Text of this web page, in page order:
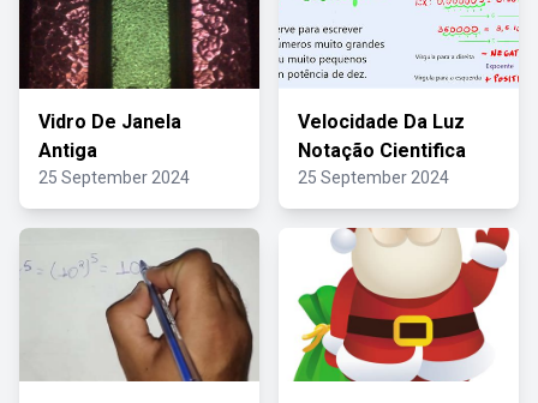
Vidro De Janela
Antiga
25 September 2024
Velocidade Da Luz
Notação Cientifica
25 September 2024